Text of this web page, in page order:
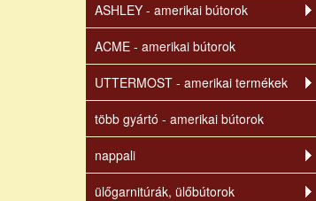
ASHLEY - amerikai bútorok
ACME - amerikai bútorok
UTTERMOST - amerikai termékek
több gyártó - amerikai bútorok
nappali
ülőgarnitúrák, ülőbútorok